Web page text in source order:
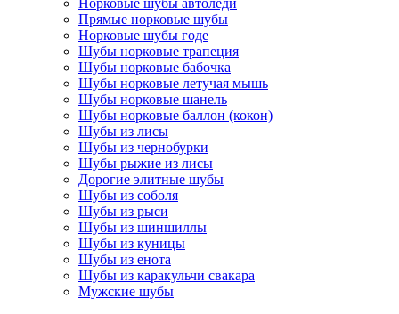
Норковые шубы автоледи
Прямые норковые шубы
Норковые шубы годе
Шубы норковые трапеция
Шубы норковые бабочка
Шубы норковые летучая мышь
Шубы норковые шанель
Шубы норковые баллон (кокон)
Шубы из лисы
Шубы из чернобурки
Шубы рыжие из лисы
Дорогие элитные шубы
Шубы из соболя
Шубы из рыси
Шубы из шиншиллы
Шубы из куницы
Шубы из енота
Шубы из каракульчи свакара
Мужские шубы